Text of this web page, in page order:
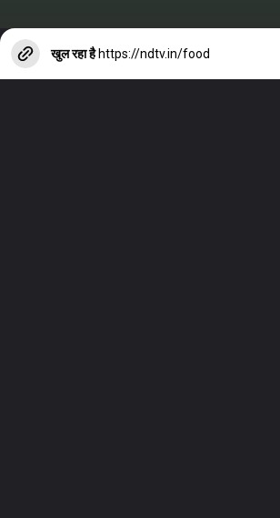
खुल रहा है https://ndtv.in/food